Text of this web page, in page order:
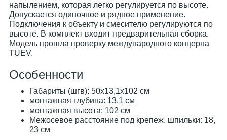
напылением, которая легко регулируется по высоте.
Допускается одиночное и рядное применение.
Подключения к объекту и смесителю регулируются по
высоте. В комплект входит предварительная сборка.
Модель прошла проверку международного концерна
TUEV.
Особенности
Габариты (шгв): 50x13,1x102 см
монтажная глубина: 13.1 см
монтажная высота: 102 см
Межосевое расстояние под крепеж. шпильки: 18,
23 см